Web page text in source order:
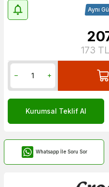
Aynı
173
Kurumsal Teklif Al
Whatsapp İle Soru Sor